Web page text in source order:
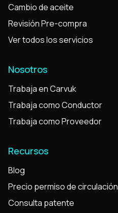
Cambio de aceite
Revisión Pre-compra
Ver todos los servicios
Nosotros
Trabaja en Carvuk
Trabaja como Conductor
Trabaja como Proveedor
Recursos
Blog
Precio permiso de circulación
Consulta patente